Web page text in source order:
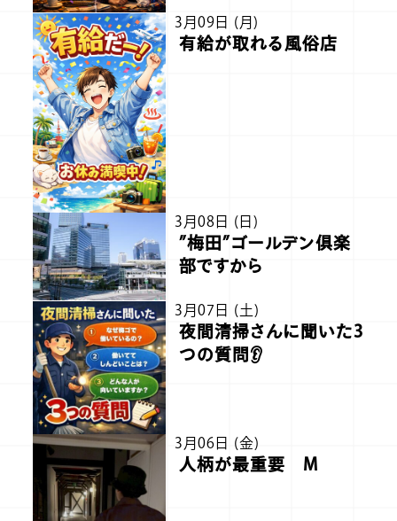
3月09日 (月)
有給が取れる風俗店
3月08日 (日)
”梅田”ゴールデン俱楽
部ですから
3月07日 (土)
夜間清掃さんに聞いた3
つの質問👂
3月06日 (金)
人柄が最重要 M